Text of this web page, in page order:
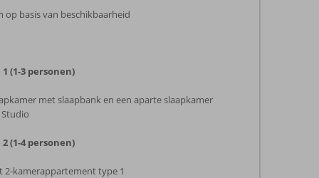
op basis van beschikbaarheid
(1-3 personen)
met slaapbank en een aparte slaapkamer
(1-4 personen)
2-kamerappartement type 1